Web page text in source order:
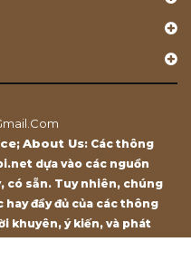
; About Us: Các thông
dựa vào các nguồn
có sẵn. Tuy nhiên, chúng
đầy đủ của các thông
khuyên, ý kiến, và phát